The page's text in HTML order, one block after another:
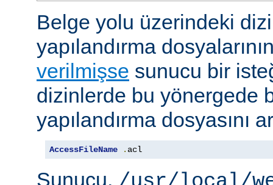
Belge yolu üzerindeki
yapılandırma
verilmişse sunucu bir
dizinlerde bu yönergede
yapılandırma dosyasını
AccessFileName . acl
Sunucu,